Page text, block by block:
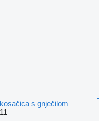
kosačica s gnječilom
11